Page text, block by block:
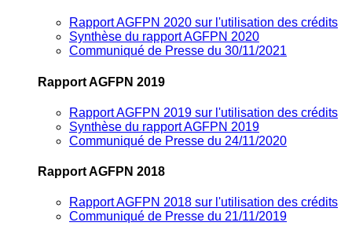
Rapport AGFPN 2020 sur l'utilisation des crédits
Synthèse du rapport AGFPN 2020
Communiqué de Presse du 30/11/2021
Rapport AGFPN 2019
Rapport AGFPN 2019 sur l'utilisation des crédits
Synthèse du rapport AGFPN 2019
Communiqué de Presse du 24/11/2020
Rapport AGFPN 2018
Rapport AGFPN 2018 sur l'utilisation des crédits
Communiqué de Presse du 21/11/2019